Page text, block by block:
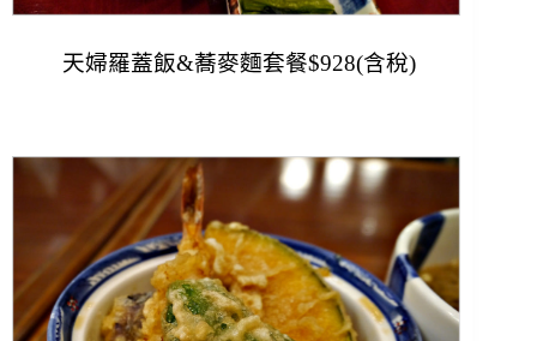
天婦羅蓋飯&蕎麥麵套餐$928(含稅)